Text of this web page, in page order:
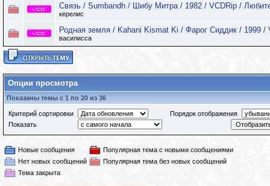
Связь / Sumbandh / Шибу Митра / 1982 / VCDRip /
керелис
Родная земля / Kahani Kismat Ki / Фарог Сиддик / 1999 /
василисса
Опции просмотра
Показаны темы с 1 по 20 из 36
Критерий сортировки
Порядок отображения
Показать
Новые сообщения
Популярная тема с новыми сообщениями
Нет новых сообщений
Популярная тема без новых сообщений
Тема закрыта